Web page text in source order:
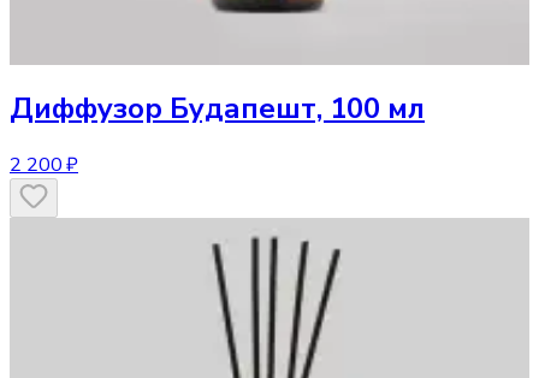
Диффузор Будапешт, 100 мл
2 200 ₽